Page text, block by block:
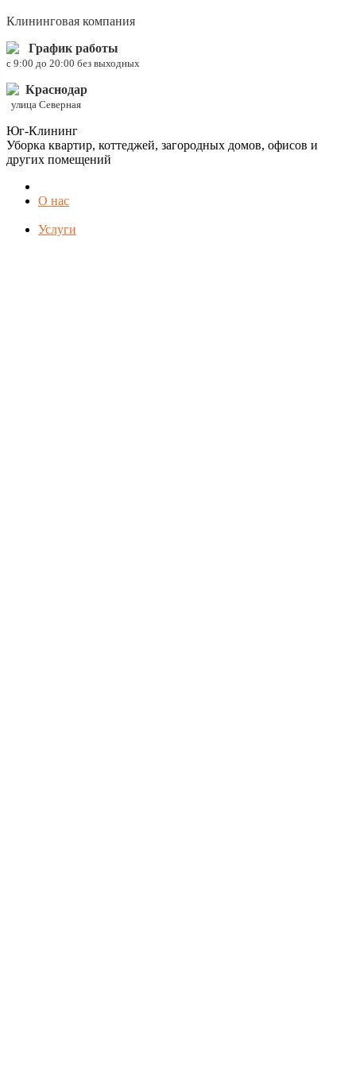
Клининговая компания
График работы
c 9:00 до 20:00 без выходных
Краснодар
улица Северная
Юг-Клининг
Уборка квартир, коттеджей, загородных домов, офисов и
других помещений
О нас
Услуги